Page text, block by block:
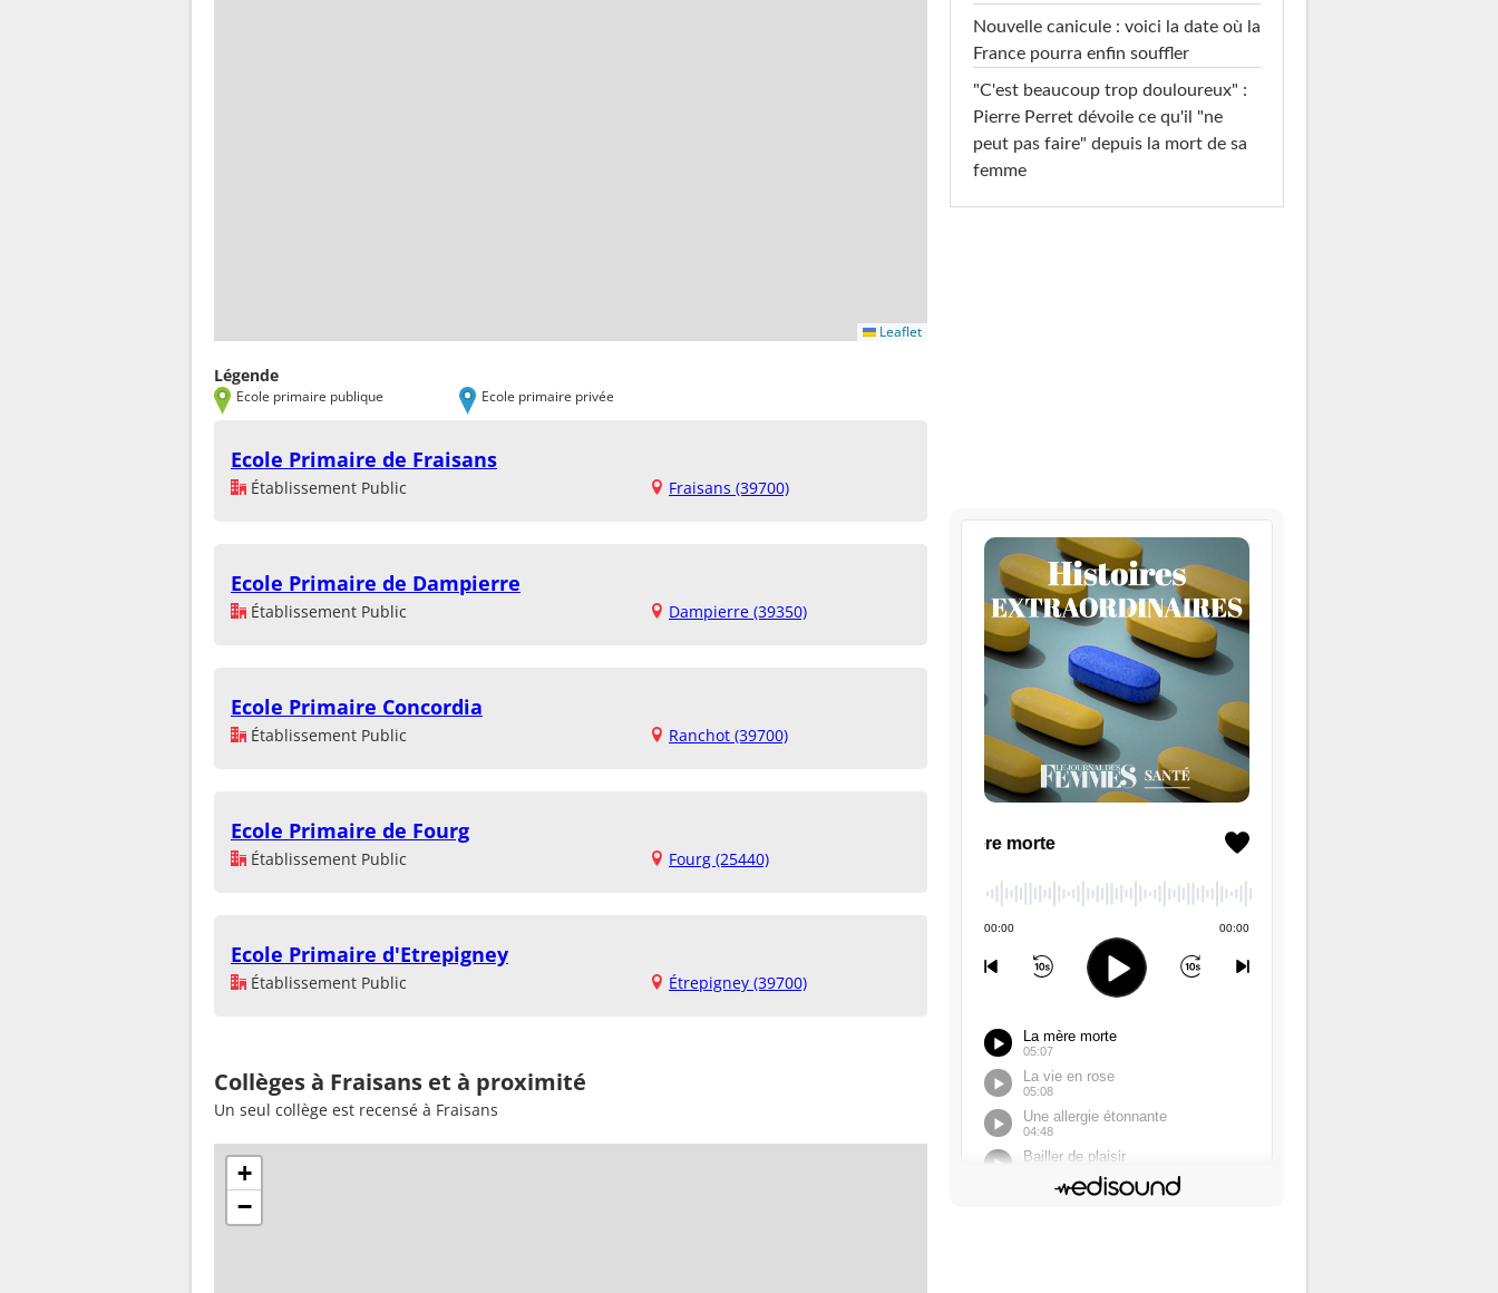
Leaflet
Légende
Ecole primaire publique Ecole primaire privée
Ecole Primaire de Fraisans
Établissement Public Fraisans (39700)
Ecole Primaire de Dampierre
Établissement Public Dampierre (39350)
Ecole Primaire Concordia
Établissement Public Ranchot (39700)
Ecole Primaire de Fourg
Établissement Public Fourg (25440)
Ecole Primaire d'Etrepigney
Établissement Public Étrepigney (39700)
Collèges à Fraisans et à proximité
Un seul collège est recensé à Fraisans
+
−
Nouvelle canicule : voici la date où la
France pourra enfin souffler
"C'est beaucoup trop douloureux" :
Pierre Perret dévoile ce qu'il "ne
peut pas faire" depuis la mort de sa
femme